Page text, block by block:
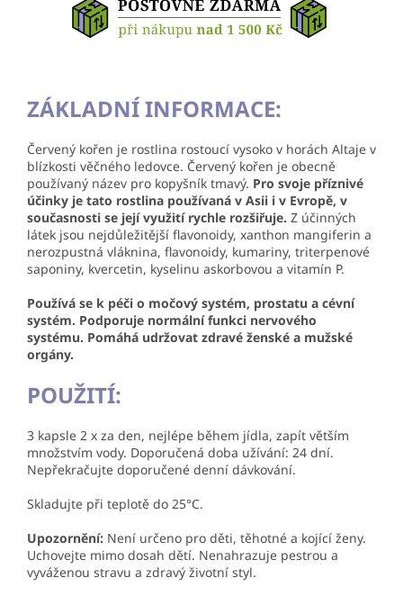
ZÁKLADNÍ INFORMACE:
Červený kořen je rostlina rostoucí vysoko v horách Altaje v
blízkosti věčného ledovce. Červený kořen je obecně
používaný název pro kopyšník tmavý. Pro svoje příznivé
účinky je tato rostlina používaná v Asii i v Evropě, v
současnosti se její využití rychle rozšiřuje. Z účinných
látek jsou nejdůležitější flavonoidy, xanthon mangiferin a
nerozpustná vláknina, flavonoidy, kumariny, triterpenové
saponiny, kvercetin, kyselinu askorbovou a vitamín P.
Používá se k péči o močový systém, prostatu a cévní
systém. Podporuje normální funkci nervového
systému. Pomáhá udržovat zdravé ženské a mužské
orgány.
POUŽITÍ:
3 kapsle 2 x za den, nejlépe během jídla, zapít větším
množstvím vody. Doporučená doba užívání: 24 dní.
Nepřekračujte doporučené denní dávkování.
Skladujte při teplotě do 25°C.
Upozornění: Není určeno pro děti, těhotné a kojící ženy.
Uchovejte mimo dosah dětí. Nenahrazuje pestrou a
vyváženou stravu a zdravý životní styl.